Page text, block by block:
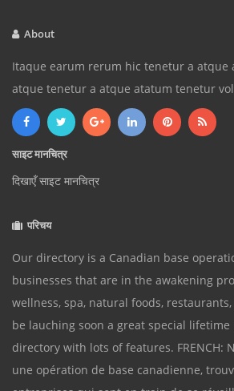
About
Itaque earum rerum hic tenetur a atque
atque tenetur a atque atatum tenetur
साइट मानचित्र
दिखाएँ साइट मानचित्र
परिचय
Our directory is a Canadian base
businesses that are in the awakening
wellness, spa, natural foods,
be lauching soon a great special
directory with lots of features. FRENCH:
une opération de base canadienne,